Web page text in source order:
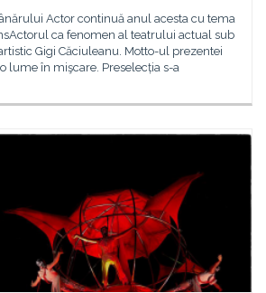
Actor continuă anul acesta cu tema
ca fenomen al teatrului actual sub
Gigi Căciuleanu. Motto-ul prezentei
lume în mişcare. Preselecția s-a